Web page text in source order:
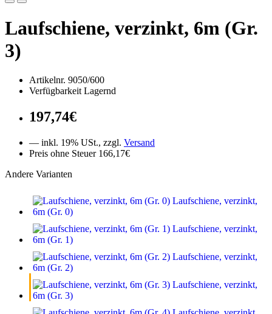
Laufschiene, verzinkt, 6m (Gr.
3)
Artikelnr. 9050/600
Verfügbarkeit Lagernd
197,74€
— inkl. 19% USt., zzgl. Versand
Preis ohne Steuer 166,17€
Andere Varianten
Laufschiene, verzinkt,
6m (Gr. 0)
Laufschiene, verzinkt,
6m (Gr. 1)
Laufschiene, verzinkt,
6m (Gr. 2)
Laufschiene, verzinkt,
6m (Gr. 3)